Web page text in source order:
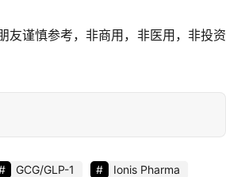
友谨慎参考，非商用，非医用，非投资
GCG/GLP-1
Ionis Pharma